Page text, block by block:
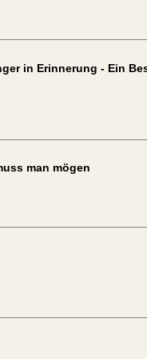
in Erinnerung - Ein
man mögen